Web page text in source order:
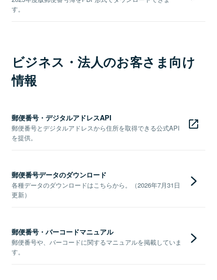
す。
ビジネス・法人のお客さま向け
情報
郵便番号・デジタルアドレスAPI
郵便番号とデジタルアドレスから住所を取得できる公式API
を提供。
郵便番号データのダウンロード
各種データのダウンロードはこちらから。（2026年7月31日
更新）
郵便番号・バーコードマニュアル
郵便番号や、バーコードに関するマニュアルを掲載していま
す。